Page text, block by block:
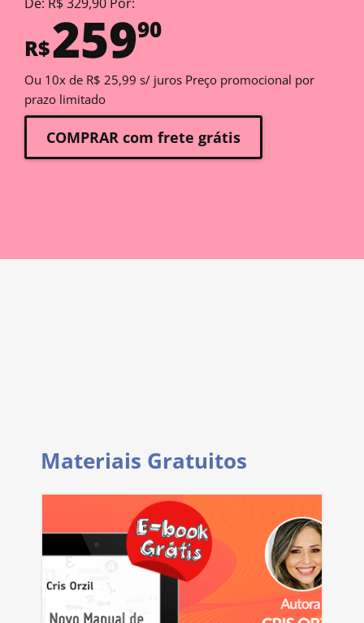
De: R$ 329,90 Por:
R$25990
Ou 10x de R$ 25,99 s/ juros Preço promocional por
prazo limitado
COMPRAR com frete grátis
Materiais Gratuitos